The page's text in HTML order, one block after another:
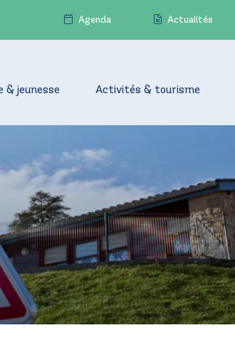
Agenda Actualités
& jeunesse Activités & tourisme